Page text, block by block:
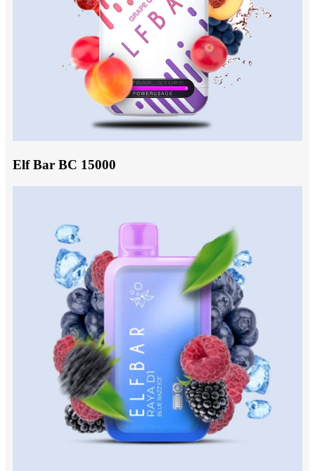
Elf Bar BC 15000